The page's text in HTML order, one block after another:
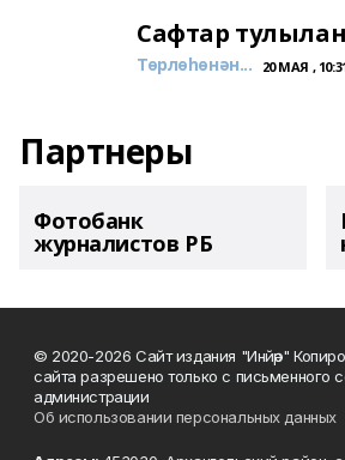
Сафтар
Төрлөһөнән... 20 МАЯ ,
Партнеры
Фотобанк
журналистов РБ
© 2020-2026 Сайт издания "Инйәр"
сайта разрешено только с письменного
администрации
Об использовании персональных данных